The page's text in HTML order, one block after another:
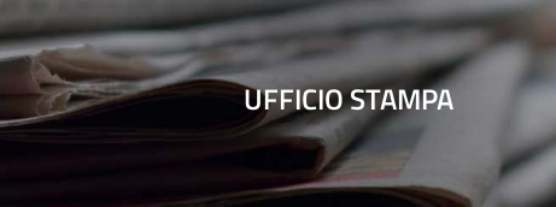
UFFICIO STAMPA